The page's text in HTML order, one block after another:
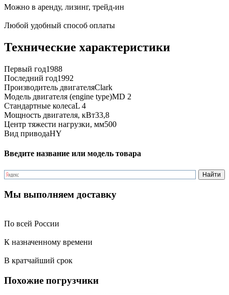
Можно в аренду, лизинг, трейд-ин
Любой удобный способ оплаты
Технические характеристики
Первый год1988
Последний год1992
Производитель двигателяClark
Модель двигателя (engine type)MD 2
Стандартные колесаL 4
Мощность двигателя, кВт33,8
Центр тяжести нагрузки, мм500
Вид приводаHY
Введите название или модель товара
Мы выполняем доставку
По всей России
К назначенному времени
В кратчайший срок
Похожие погрузчики